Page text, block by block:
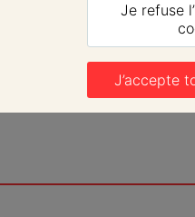
Je refuse
J’accepte